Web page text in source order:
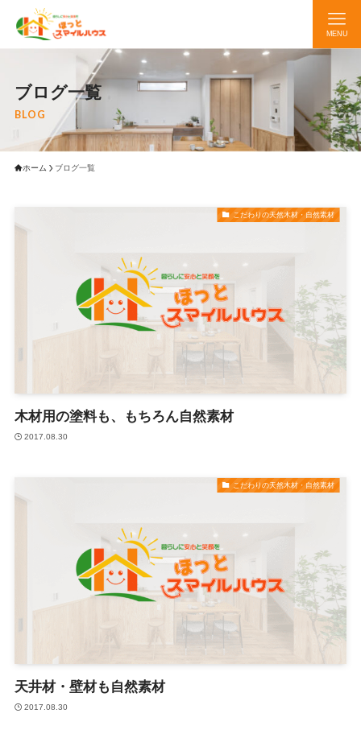
MENU
ブログ一覧
BLOG
ホーム ブログ一覧
こだわりの天然木材・自然素材
木材用の塗料も、もちろん自然素材
2017.08.30
こだわりの天然木材・自然素材
天井材・壁材も自然素材
2017.08.30